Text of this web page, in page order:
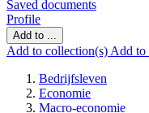
Saved documents
Profile
Add to ...
Add to collection(s) Add to
Bedrijfsleven
Economie
Macro-economie